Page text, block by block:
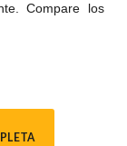
Compare los